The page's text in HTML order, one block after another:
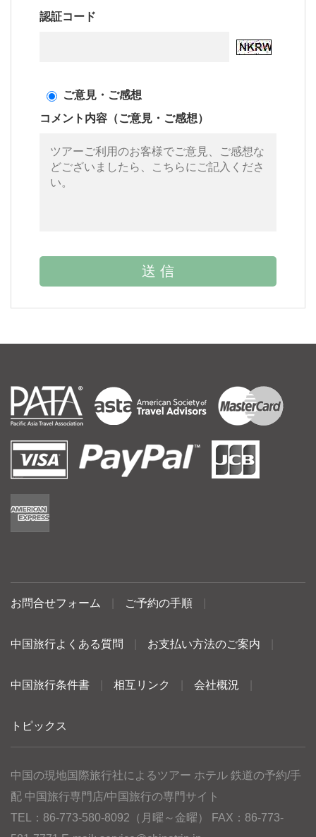
認証コード
ご意見・ご感想
コメント内容（ご意見・ご感想）
お問合せフォーム ご予約の手順
中国旅行よくある質問 お支払い方法のご案内
中国旅行条件書 相互リンク 会社概況
トピックス
中国の現地国際旅行社によるツアー ホテル 鉄道の予約/手
配 中国旅行専門店/中国旅行の専門サイト
TEL：86-773-580-8092（月曜～金曜） FAX：86-773-